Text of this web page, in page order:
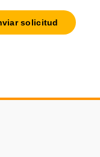
solicitud